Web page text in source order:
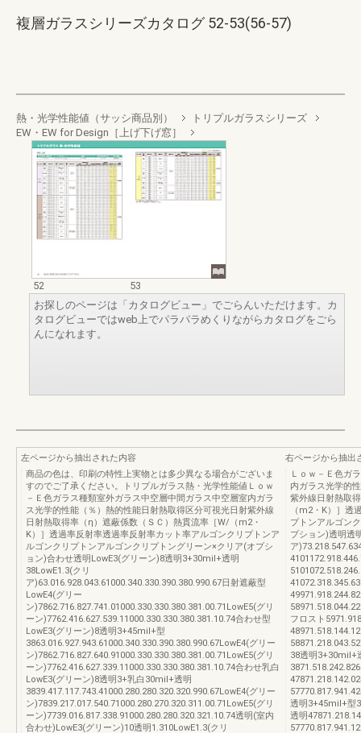
複層ガラスシリーズカタログ 52-53(56-57)
熱・光学性能値（サッシ商品別）
トリプルガラスシリーズ
EW・EW for Design［上げ下げ窓］
52
53
お探しのページは「カタログビュー」でごらんいただけます。カ
タログビューではweb上でパラパラめくりながらカタログをごら
んになれます。
左ページから抽出された内容
商品の色は、印刷の特性上実物とは多少異なる場合がございま
すのでご了承ください。トリプルガラス熱・光学性能値Ｌｏｗ
－Ｅ色ガラス種類室外ガラス中空層中間ガラス中空層室内ガラ
ス光学的性能（％）熱的性能日射熱取得区分可視光日射紫外線
日射熱取得率（η）遮蔽係数（ＳＣ）熱貫流率［W/（m2・
K）］透過率反射率透過率反射率カット率アルゴンクリプトンア
ルゴンクリプトンアルゴンクリプトングリーン×クリア(オプシ
ョン)合わせ透明LowE3(グリーン)8透明3+30mil+透明
38LowE1.3(クリ
ア)63.016.928.043.61000.340.330.390.380.990.67日射遮蔽型
LowE4(グリー
ン)7862.716.827.741.01000.330.330.380.381.00.71LowE5(グリ
ーン)7762.416.627.539.11000.330.330.380.381.10.74合わせ型
LowE3(グリーン)8透明3+45mil+型
3863.016.927.943.61000.340.330.390.380.990.67LowE4(グリー
ン)7862.716.827.640.91000.330.330.380.381.00.71LowE5(グリ
ーン)7762.416.627.339.11000.330.330.380.381.10.74合わせ乳白
LowE3(グリーン)8透明3+乳白30mil+透明
3839.417.117.743.41000.280.280.320.320.990.67LowE4(グリー
ン)7839.217.017.540.71000.280.270.320.311.00.71LowE5(グリ
ーン)7739.016.817.338.91000.280.280.320.321.10.74透明(室内
合わせ)LowE3(グリーン)10透明1.310LowE1.3(クリ
右ページから抽出
Ｌｏｗ－Ｅ色ガ
内ガラス光学的
紫外線日射熱取
（m2・K）］透
プトンアルゴン
プション)透明透
ア
フロスト
38透明3+30mil+
透明3+45mil+型
透明